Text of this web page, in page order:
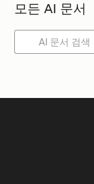
모든 AI 문서